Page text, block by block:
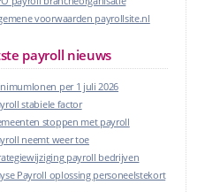
voorwaarden payrollsite.nl
payroll nieuws
per 1 juli 2026
stabiele factor
stoppen met payroll
neemt weer toe
payroll bedrijven
Payroll oplossing personeelstekort